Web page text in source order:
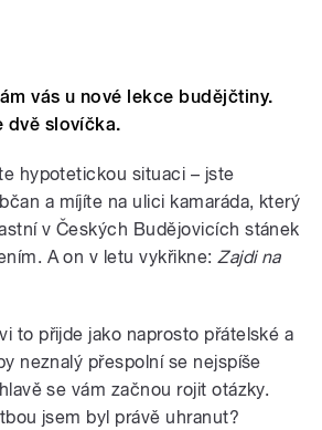
vás u nové lekce budějčtiny.
dvě slovíčka.
hypotetickou situaci – jste
a míjíte na ulici kamaráda, který
v Českých Budějovicích stánek
A on v letu vykřikne:Zajdi na
to přijde jako naprosto přátelské a
neznalý přespolní se nejspíše
se vám začnou rojit otázky.
jsem byl právě uhranut?